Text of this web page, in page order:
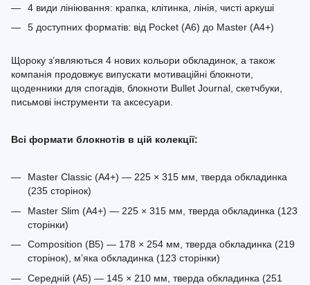
4 види лініювання: крапка, клітинка, лінія, чисті аркуші
5 доступних форматів: від Pocket (A6) до Master (A4+)
Щороку з’являються 4 нових кольори обкладинок, а також
компанія продовжує випускати мотиваційні блокноти,
щоденники для спогадів, блокноти Bullet Journal, скетчбуки,
письмові інструменти та аксесуари.
Всі формати блокнотів в цій колекції:
Master Classic (A4+) — 225 × 315 мм, тверда обкладинка
(235 сторінок)
Master Slim (A4+) — 225 × 315 мм, тверда обкладинка (123
сторінки)
Composition (B5) — 178 × 254 мм, тверда обкладинка (219
сторінок), м’яка обкладинка (123 сторінки)
Середній (A5) — 145 × 210 мм, тверда обкладинка (251